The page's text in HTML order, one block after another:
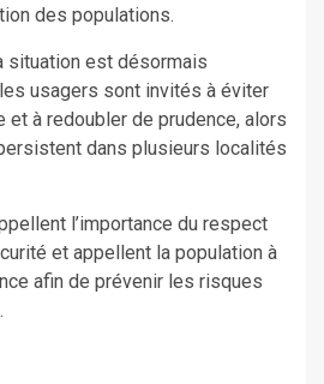
des populations.
situation est désormais
usagers sont invités à éviter
à redoubler de prudence, alors
dans plusieurs localités
l’importance du respect
et appellent la population à
afin de prévenir les risques